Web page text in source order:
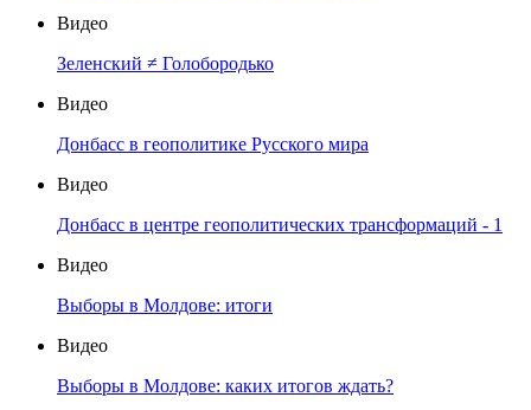
Видео
Зеленский ≠ Голобородько
Видео
Донбасс в геополитике Русского мира
Видео
Донбасс в центре геополитических трансформаций - 1
Видео
Выборы в Молдове: итоги
Видео
Выборы в Молдове: каких итогов ждать?